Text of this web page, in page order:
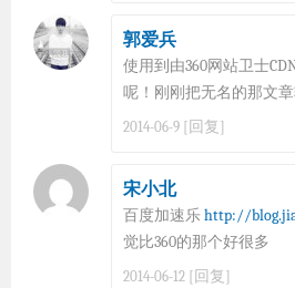
郭爱兵
使用到由360网站卫士
呢！刚刚把无名的那文
2014-06-9 [回复]
宋小北
百度加速乐http://
觉比360的那个好很多
2014-06-12 [回复]